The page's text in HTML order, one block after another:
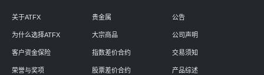
关于ATFX
为什么选择ATFX
客户资金保险
荣誉与奖项
贵金属
大宗商品
指数差价合约
股票差价合约
公告
公司声明
交易须知
产品综述